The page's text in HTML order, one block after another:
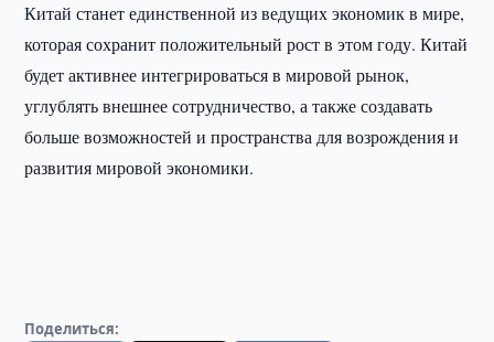
Китай станет единственной из ведущих экономик в мире,
которая сохранит положительный рост в этом году. Китай
будет активнее интегрироваться в мировой рынок,
углублять внешнее сотрудничество, а также создавать
больше возможностей и пространства для возрождения и
развития мировой экономики.
Поделиться: